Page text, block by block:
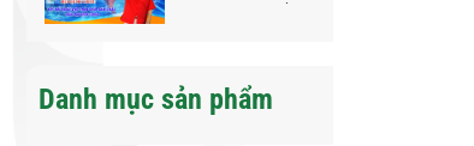
Danh mục sản phẩm